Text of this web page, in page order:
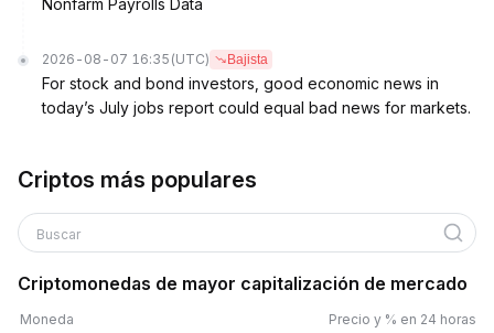
Nonfarm Payrolls Data
2026-08-07 16:35 (UTC) Bajista
For stock and bond investors, good economic news in
today’s July jobs report could equal bad news for markets.
Criptos más populares
Buscar
Criptomonedas de mayor capitalización de mercado
Moneda Precio y % en 24 horas